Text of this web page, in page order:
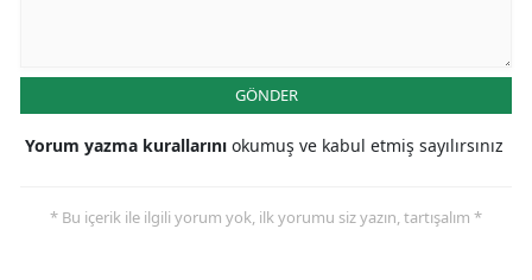
GÖNDER
Yorum yazma kurallarını okumuş ve kabul etmiş sayılırsınız
* Bu içerik ile ilgili yorum yok, ilk yorumu siz yazın, tartışalım *